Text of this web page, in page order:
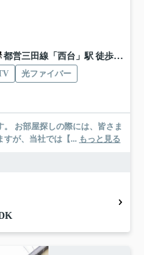
都営三田線「西台」駅 徒歩11分
光ファイバー
ま
すが、当社では【... もっと見る